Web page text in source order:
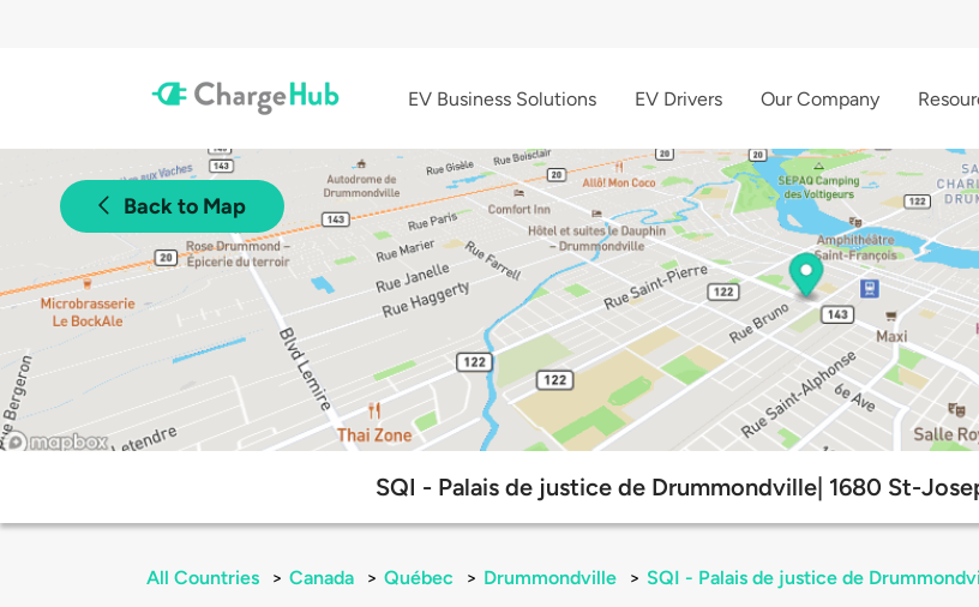
EV Business Solutions EV Drivers Our Company
Back to Map
SQI - Palais de justice de Drummondville| 1680 St-
All Countries > Canada > Québec > Drummondville > SQI - Palais de justice de